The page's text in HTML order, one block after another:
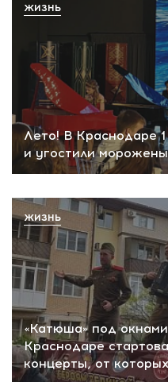
Лето! В Краснодаре
и угостили
ЖИЗНЬ
«Катюша» под
Краснодаре
концерты, от
ЖИЗНЬ